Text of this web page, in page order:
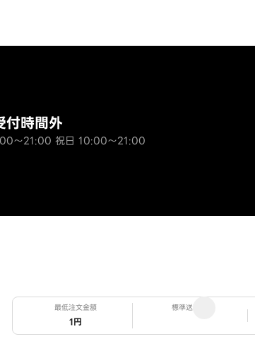
付時間外
～21:00 祝日 10:00～21:00
最低注文金額
1円
標準送料